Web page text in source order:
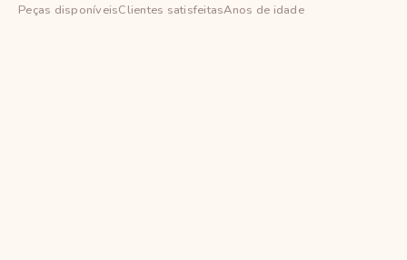
Peças disponíveisClientes satisfeitasAnos de idade